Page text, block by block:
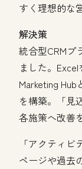
すく理想的な
解決策
統合型CRMプ
ました。Excel
Marketing
を構築。「見
各施策へ改善
「アクティ
ページや過去